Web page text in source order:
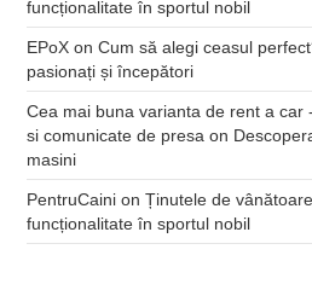
funcționalitate în sportul nobil
EPoX onCum să alegi ceasul
pasionați și începători
Cea mai buna varianta de rent a car
si comunicate de presa on
masini
PentruCaini onȚinutele de
funcționalitate în sportul nobil